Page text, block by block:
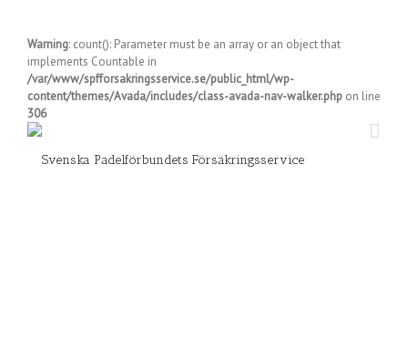
Warning: count(): Parameter must be an array or an object that
implements Countable in
/var/www/spfforsakringsservice.se/public_html/wp-
content/themes/Avada/includes/class-avada-nav-walker.php on line
306